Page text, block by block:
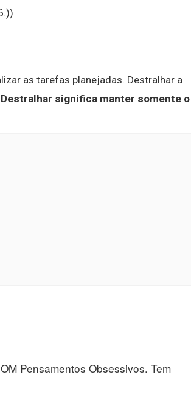
as tarefas planejadas. Destralhar a
Destralhar significa manter somente o
Pensamentos Obsessivos. Tem